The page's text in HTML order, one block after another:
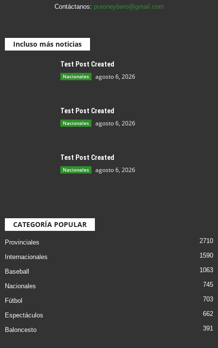
Contáctanos: puroneybero@gmail.com
Incluso más noticias
Test Post Created
Nacionales agosto 6, 2026
Test Post Created
Nacionales agosto 6, 2026
Test Post Created
Nacionales agosto 6, 2026
CATEGORÍA POPULAR
Provinciales 2710
Internacionales 1590
Baseball 1063
Nacionales 745
Fútbol 703
Espectáculos 662
Baloncesto 391